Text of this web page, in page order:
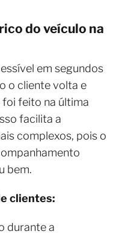
do veículo na
em segundos
o cliente volta e
feito na última
facilita a
complexos, pois o
bem.
clientes:
durante a